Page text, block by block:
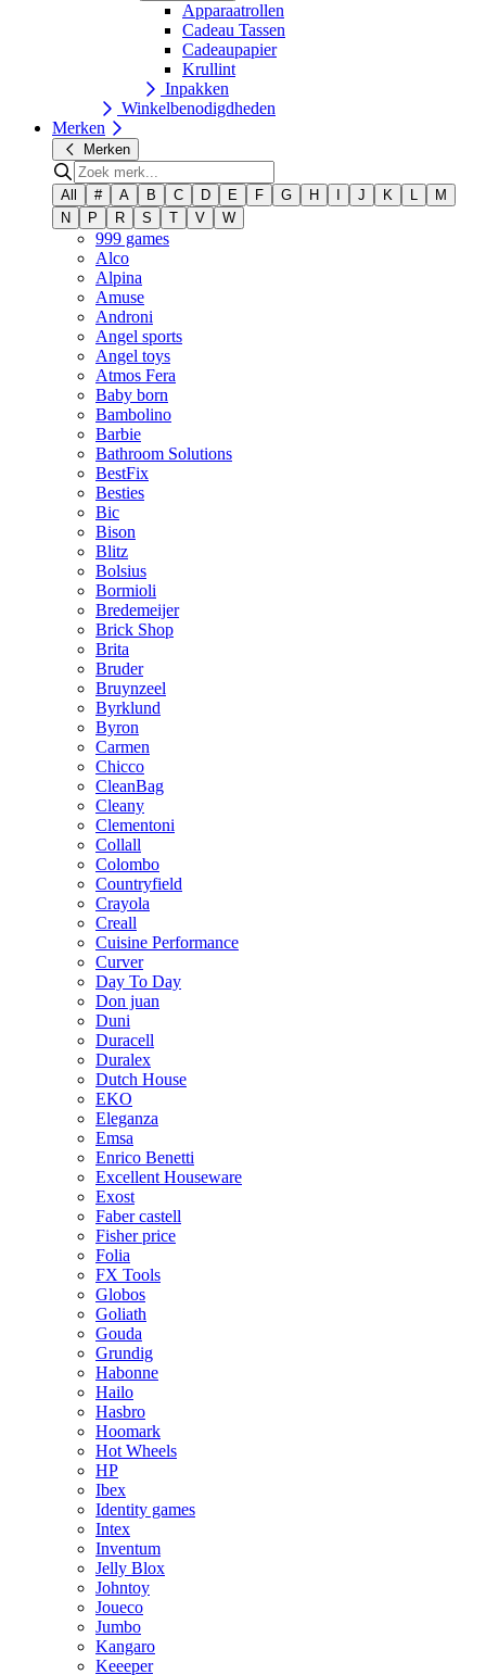
Apparaatrollen
Cadeau Tassen
Cadeaupapier
Krullint
Inpakken
Winkelbenodigdheden
Merken
Merken
All # A B C D E F G H J K L
M
N
P R S T V W
999 games
Alco
Alpina
Amuse
Androni
Angel sports
Angel toys
Atmos Fera
Baby born
Bambolino
Barbie
Bathroom Solutions
BestFix
Besties
Bic
Bison
Blitz
Bolsius
Bormioli
Bredemeijer
Brick Shop
Brita
Bruder
Bruynzeel
Byrklund
Byron
Carmen
Chicco
CleanBag
Cleany
Clementoni
Collall
Colombo
Countryfield
Crayola
Creall
Cuisine Performance
Curver
Day To Day
Don juan
Duni
Duracell
Duralex
Dutch House
EKO
Eleganza
Emsa
Enrico Benetti
Excellent Houseware
Exost
Faber castell
Fisher price
Folia
FX Tools
Globos
Goliath
Gouda
Grundig
Habonne
Hailo
Hasbro
Hoomark
Hot Wheels
HP
Ibex
Identity games
Intex
Inventum
Jelly Blox
Johntoy
Joueco
Jumbo
Kangaro
Keeeper